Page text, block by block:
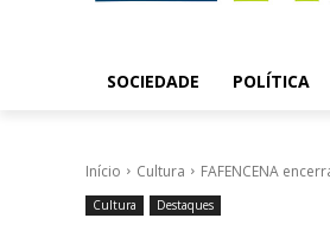
SOCIEDADE POLÍTICA
Início Cultura FAFENCENA
Cultura Destaques